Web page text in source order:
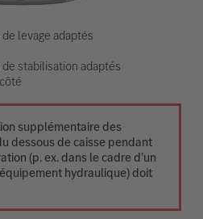
levage adaptés
de stabilisation adaptés
supplémentaire des
dessous de caisse pendant
(p. ex. dans le cadre d’un
hydraulique) doit